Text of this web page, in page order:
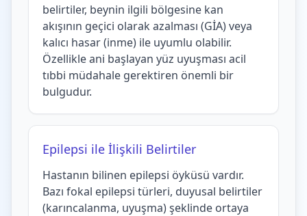
belirtiler, beynin ilgili bölgesine kan
akışının geçici olarak azalması (GİA) veya
kalıcı hasar (inme) ile uyumlu olabilir.
Özellikle ani başlayan yüz uyuşması acil
tıbbi müdahale gerektiren önemli bir
bulgudur.
Epilepsi ile İlişkili Belirtiler
Hastanın bilinen epilepsi öyküsü vardır.
Bazı fokal epilepsi türleri, duyusal belirtiler
(karıncalanma, uyuşma) şeklinde ortaya